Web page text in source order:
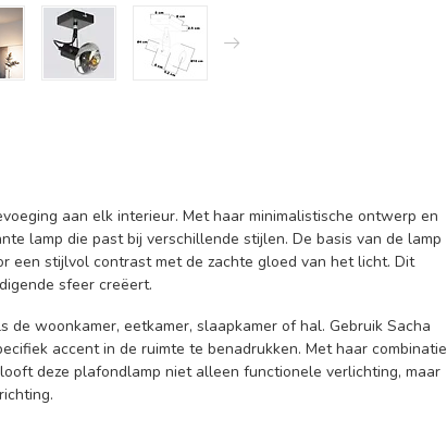
aan elk interieur. Met haar minimalistische ontwerp en
lamp die past bij verschillende stijlen. De basis van de lamp
een stijlvol contrast met de zachte gloed van het licht. Dit
sfeer creëert.
woonkamer, eetkamer, slaapkamer of hal. Gebruik Sacha
accent in de ruimte te benadrukken. Met haar combinatie
deze plafondlamp niet alleen functionele verlichting, maar